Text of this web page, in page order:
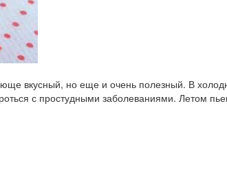
вкусный, но еще и очень полезный. В
с простудными заболеваниями. Летом